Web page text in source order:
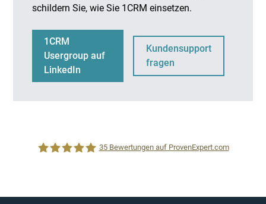
schildern Sie, wie Sie 1CRM einsetzen.
1CRM
Usergroup auf
LinkedIn
Kundensupport
fragen
35Bewertungen auf ProvenExpert.com